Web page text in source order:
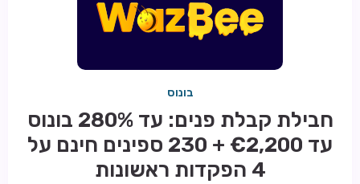
בונוס
חבילת קבלת פנים: עד 280% בונוס
עד €2,200 + 230 ספינים חינם על
4 הפקדות ראשונות